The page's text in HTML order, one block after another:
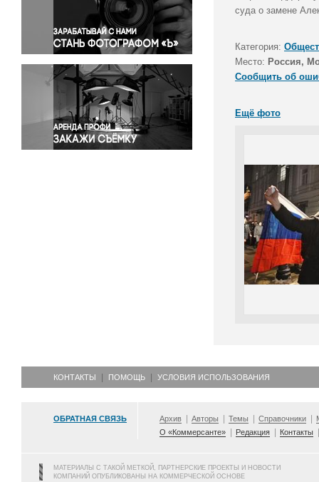
Правосудие
Происшествия и конфликты
Религия
Светская жизнь
Спорт
Экология
Экономика и бизнес
суда о замене
Категория:
Место: Россия,
Сообщить об
Ещё фото
КОНТАКТЫ ПОМОЩЬ УСЛОВИЯ ИСПОЛЬЗОВАНИЯ
ОБРАТНАЯ СВЯЗЬ Архив Авторы Темы Справочники
О «Коммерсанте»
Редакция Контакты
МАТЕРИАЛЫ С ТАКОЙ МЕТКОЙ, ПАРТНЕРСКИЕ ПРОЕКТЫ И НОВОСТИ
КОМПАНИЙ ОПУБЛИКОВАНЫ НА КОММЕРЧЕСКОЙ ОСНОВЕ